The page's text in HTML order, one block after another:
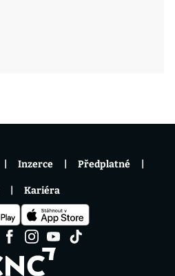
Inzerce Předplatné
Kariéra